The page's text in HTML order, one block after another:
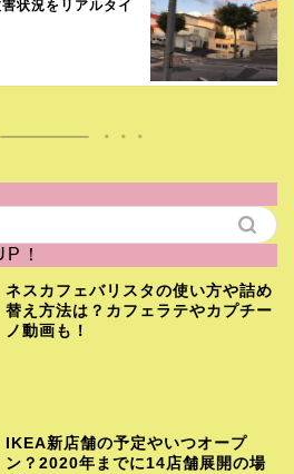
状況をリアルタイ
！
ネスカフェバリスタの使い方や詰め
替え方法は？カフェラテやカプチー
ノ動画も！
IKEA新店舗の予定やいつオープ
ン？2020年までに14店舗展開の場